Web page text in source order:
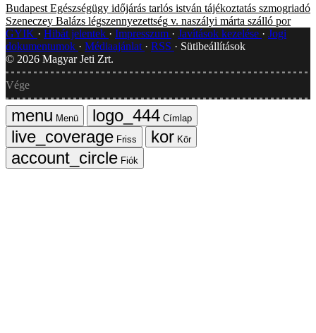
Budapest Egészségügy időjárás tarlós istván tájékoztatás szmogriadó
Szeneczey Balázs légszennyezettség v. naszályi márta szálló por
GYIK
Hibát jelentek Impresszum Javítások kezelése
Jogi
dokumentumok
Médiaajánlat RSS
Sütibeállítások
© 2026 Magyar Jeti Zrt.
Vége
Menü
Címlap
Friss
Kör
Fiók